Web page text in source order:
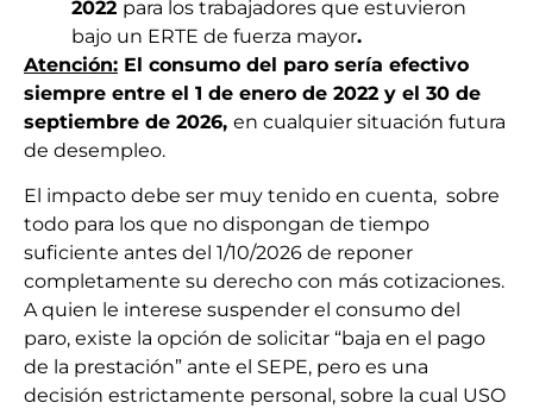
2022 para los trabajadores que estuvieron
bajo un ERTE de fuerza mayor.
Atención: El consumo del paro sería efectivo
siempre entre el 1 de enero de 2022 y el 30 de
septiembre de 2026, en cualquier situación futura
de desempleo.
El impacto debe ser muy tenido en cuenta, sobre
todo para los que no dispongan de tiempo
suficiente antes del 1/10/2026 de reponer
completamente su derecho con más cotizaciones.
A quien le interese suspender el consumo del
paro, existe la opción de solicitar “baja en el pago
de la prestación” ante el SEPE, pero es una
decisión estrictamente personal, sobre la cual USO